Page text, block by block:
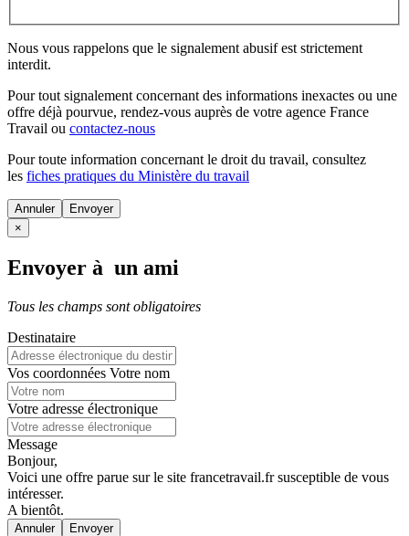
Nous vous rappelons que le signalement abusif est strictement
interdit.
Pour tout signalement concernant des informations inexactes ou une
offre déjà pourvue, rendez-vous auprès de votre agence France
Travail ou contactez-nous
Pour toute information concernant le droit du travail, consultez
les fiches pratiques du Ministère du travail
Annuler
×
Envoyer à un ami
Tous les champs sont obligatoires
Destinataire
Vos coordonnées Votre nom
Votre adresse électronique
Message
Bonjour,
Voici une offre parue sur le site francetravail.fr susceptible de vous
intéresser.
A bientôt.
Annuler